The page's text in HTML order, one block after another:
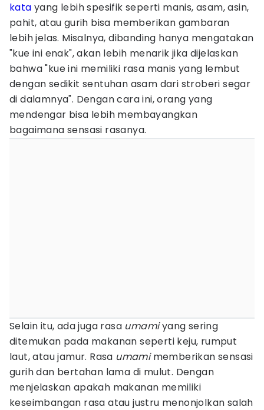
kata yang lebih spesifik seperti manis, asam, asin,
pahit, atau gurih bisa memberikan gambaran
lebih jelas. Misalnya, dibanding hanya mengatakan
"kue ini enak", akan lebih menarik jika dijelaskan
bahwa "kue ini memiliki rasa manis yang lembut
dengan sedikit sentuhan asam dari stroberi segar
di dalamnya". Dengan cara ini, orang yang
mendengar bisa lebih membayangkan
bagaimana sensasi rasanya.
Selain itu, ada juga rasa umamiyang sering
ditemukan pada makanan seperti keju, rumput
laut, atau jamur. Rasa umamimemberikan sensasi
gurih dan bertahan lama di mulut. Dengan
menjelaskan apakah makanan memiliki
keseimbangan rasa atau justru menonjolkan salah